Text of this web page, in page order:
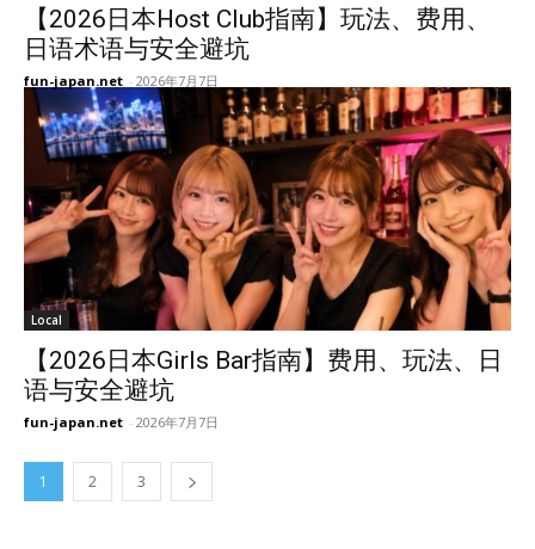
【2026日本Host Club指南】玩法、费用、
日语术语与安全避坑
fun-japan.net - 2026年7月7日
Local
【2026日本Girls Bar指南】费用、玩法、日
语与安全避坑
fun-japan.net - 2026年7月7日
1 2 3